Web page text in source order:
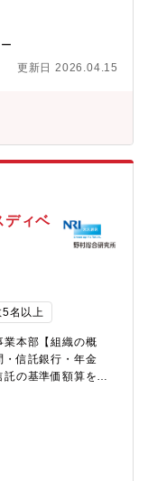
来予測、社会提言か
。■業界内でも年収
は1200万を超えま
ング、システムのエ
有しています。
開発における業務支
発、プロジェクトマ
庁向けのITソリュー
ームの企画構築・シ
守エンハンス 【金
する分野の一つが金
がら、金融ビジネス
提供してきました。
ンフラとして機能し
であり、強力な顧客
が可能です（時価
す。）。■未来予
ム開発、アウトソー
年全社平均年収は
企業です。■競合他
（2022年）と高い
影響を受けない安
定しています。■証
いる「STAR」シス
ーションを複数保
更新日 2026.04.15
ディベ
名以上
業本部【組織の概
・信託銀行・年金
の基準価額算をは
以上にわたる実績
社の約8割がご利用
特化したリサーチ活
ション、グループ